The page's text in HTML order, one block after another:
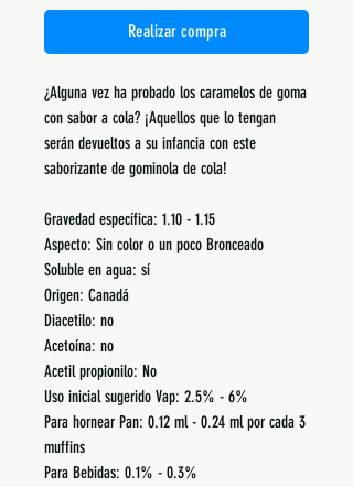
Realizar compra
¿Alguna vez ha probado los caramelos de goma
con sabor a cola? ¡Aquellos que lo tengan
serán devueltos a su infancia con este
saborizante de gominola de cola!
Gravedad específica: 1.10 - 1.15
Aspecto: Sin color o un poco Bronceado
Soluble en agua: sí
Origen: Canadá
Diacetilo: no
Acetoína: no
Acetil propionilo: No
Uso inicial sugerido Vap: 2.5% - 6%
Para hornear Pan: 0.12 ml - 0.24 ml por cada 3
muffins
Para Bebidas: 0.1% - 0.3%